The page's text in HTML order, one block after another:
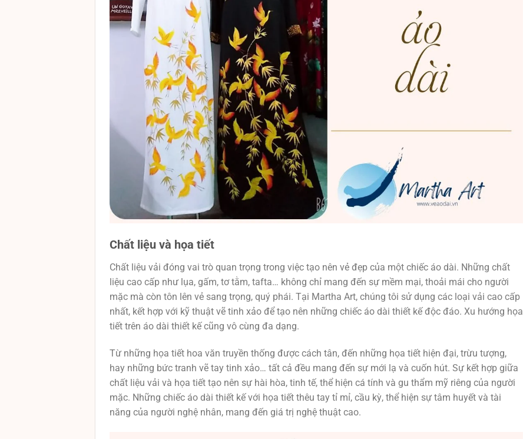
Chất liệu và họa tiết
Chất liệu vải đóng vai trò quan trọng trong việc tạo nên vẻ đẹp của một chiếc áo dài. Những chất
liệu cao cấp như lụa, gấm, tơ tằm, tafta… không chỉ mang đến sự mềm mại, thoải mái cho người
mặc mà còn tôn lên vẻ sang trọng, quý phái. Tại Martha Art, chúng tôi sử dụng các loại vải cao cấp
nhất, kết hợp với kỹ thuật vẽ tinh xảo để tạo nên những chiếc áo dài thiết kế độc đáo. Xu hướng họa
tiết trên áo dài thiết kế cũng vô cùng đa dạng.
Từ những họa tiết hoa văn truyền thống được cách tân, đến những họa tiết hiện đại, trừu tượng,
hay những bức tranh vẽ tay tinh xảo… tất cả đều mang đến sự mới lạ và cuốn hút. Sự kết hợp giữa
chất liệu vải và họa tiết tạo nên sự hài hòa, tinh tế, thể hiện cá tính và gu thẩm mỹ riêng của người
mặc. Những chiếc áo dài thiết kế với họa tiết thêu tay tỉ mỉ, cầu kỳ, thể hiện sự tâm huyết và tài
năng của người nghệ nhân, mang đến giá trị nghệ thuật cao.